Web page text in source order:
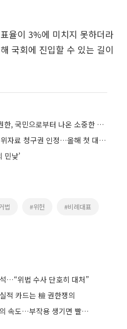
율이 3%에 미치지 못하더라
국회에 진입할 수 있는 길이
김상환 헌재소장 "헌재 권한, 국민으로부터 나온 소중한 책무"
5·18 민주화운동 유족에 위자료 청구권 인정…올해 첫 대법 전합 결론
민낯’
법 #위헌 #비례대표
…“위법 수사 단호히 대처”
적 카드는 檢 권한쟁의
정성호 “형소법 개정, 빛의 속도…부작용 생기면 빨리 고쳐야”